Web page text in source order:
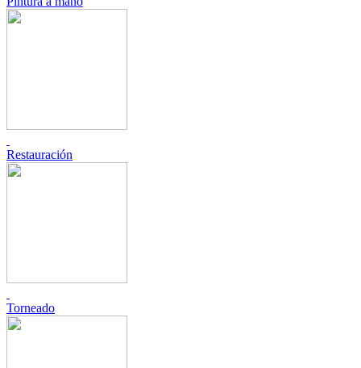
Restauración
Torneado